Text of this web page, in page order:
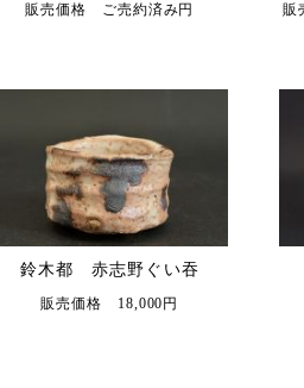
販売価格 ご売約済み円
販
鈴木都 赤志野ぐい吞
販売価格 18,000円